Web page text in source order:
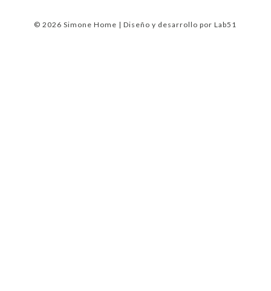
© 2026 Simone Home | Diseño y desarrollo porLab51